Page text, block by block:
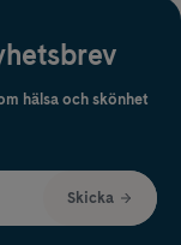
hälsa och skönhet
Skicka